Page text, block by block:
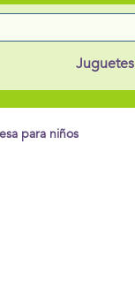
Juguetes
para niños